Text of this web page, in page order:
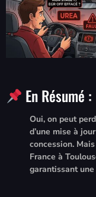
En Résumé :
Oui, on peut
d’une mise à
concession.
France à
garantissant